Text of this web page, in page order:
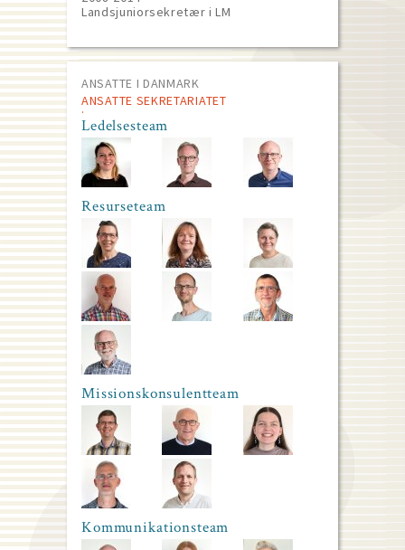
Landsjuniorsekretær i LM
ANSATTE I DANMARK
ANSATTE SEKRETARIATET
Ledelsesteam
Resurseteam
Missionskonsulentteam
Kommunikationsteam